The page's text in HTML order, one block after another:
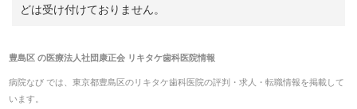
どは受け付けておりません。
豊島区の医療法人社団康正会 リキタケ歯科医院情報
病院なび では、 東京都豊島区のリキタケ歯科医院の評判・求人・転職情報を掲載して
います。